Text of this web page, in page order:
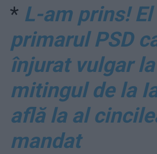
* L-am prins! El
primarul PSD
înjurat vulgar la
mitingul de la
află la al
mandat